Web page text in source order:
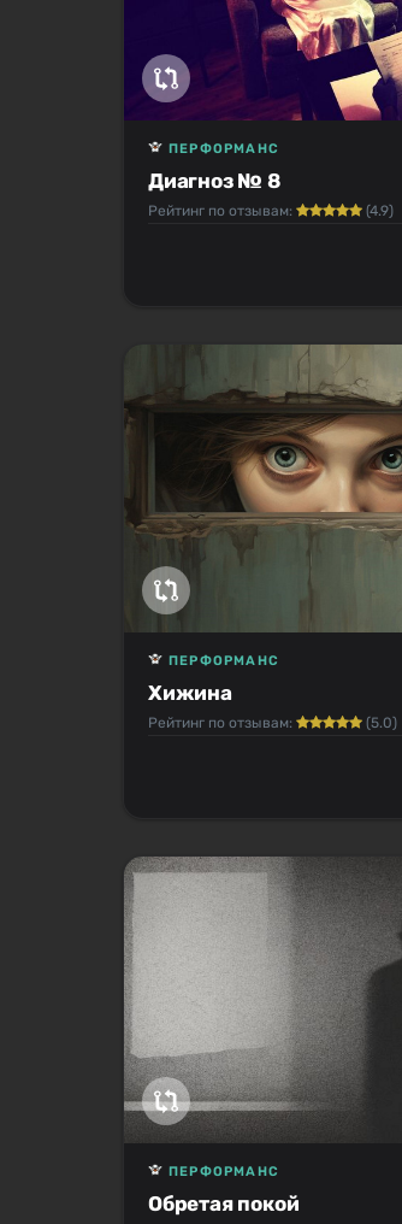
Диагноз № 8
ПЕРФОРМАНС
Рейтинг по отзывам: (4.9)
Хижина
ПЕРФОРМАНС
Рейтинг по отзывам: (5.0)
Обретая покой
ПЕРФОРМАНС